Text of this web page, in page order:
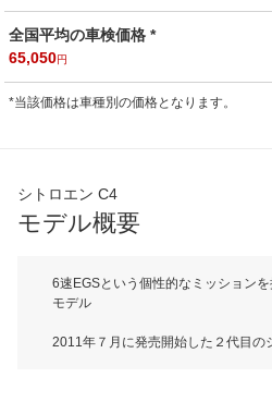
全国平均の車検価格 *
65,050円
*当該価格は車種別の価格となります。
シトロエン C4
モデル概要
6速EGSという個性的なミッション
モデル
2011年７月に発売開始した２代目の